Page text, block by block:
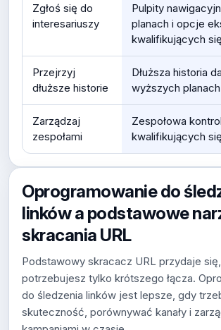
Zgłoś się do
interesariuszy
Pulpity
planach i opcje
kwalifikujących
Przejrzyj
dłuższe historie
Dłuższa historia
wyższych planach
Zarządzaj
zespołami
Zespołowa
kwalifikujących
Oprogramowanie do
linków a podstawowe
skracania URL
Podstawowy skracacz URL przydaje
potrzebujesz tylko krótszego łącza.
do śledzenia linków jest lepsze, gdy
skuteczność, porównywać kanały i